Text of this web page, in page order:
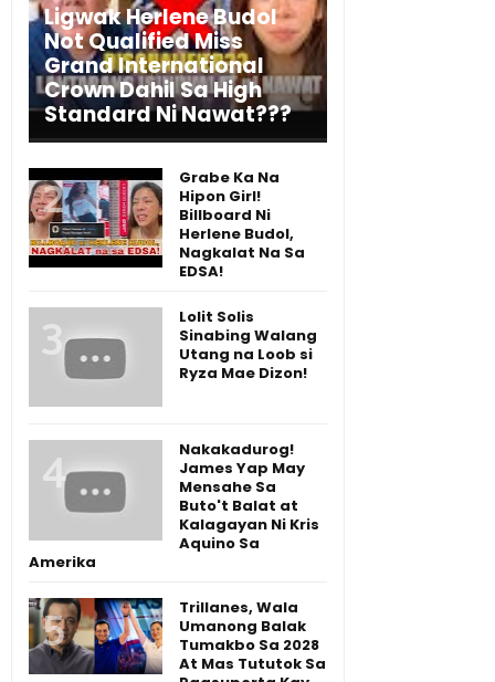
Ligwak Herlene Budol
Not Qualified Miss
Grand International
Crown Dahil Sa High
Standard Ni Nawat???
Grabe Ka Na
Hipon Girl!
Billboard Ni
Herlene Budol,
Nagkalat Na Sa
EDSA!
Lolit Solis
Sinabing Walang
Utang na Loob si
Ryza Mae Dizon!
Nakakadurog!
James Yap May
Mensahe Sa
Buto't Balat at
Kalagayan Ni Kris
Aquino Sa
Amerika
Trillanes, Wala
Umanong Balak
Tumakbo Sa 2028
At Mas Tututok Sa